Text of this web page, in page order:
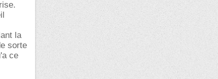
la
sorte
ce